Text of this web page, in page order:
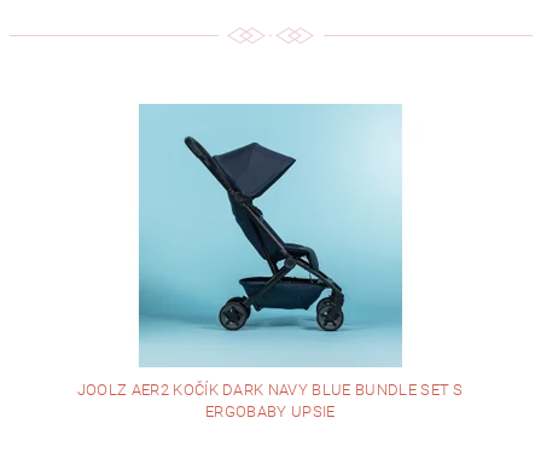
JOOLZ AER2 KOČÍK DARK NAVY BLUE BUNDLE SET S
ERGOBABY UPSIE